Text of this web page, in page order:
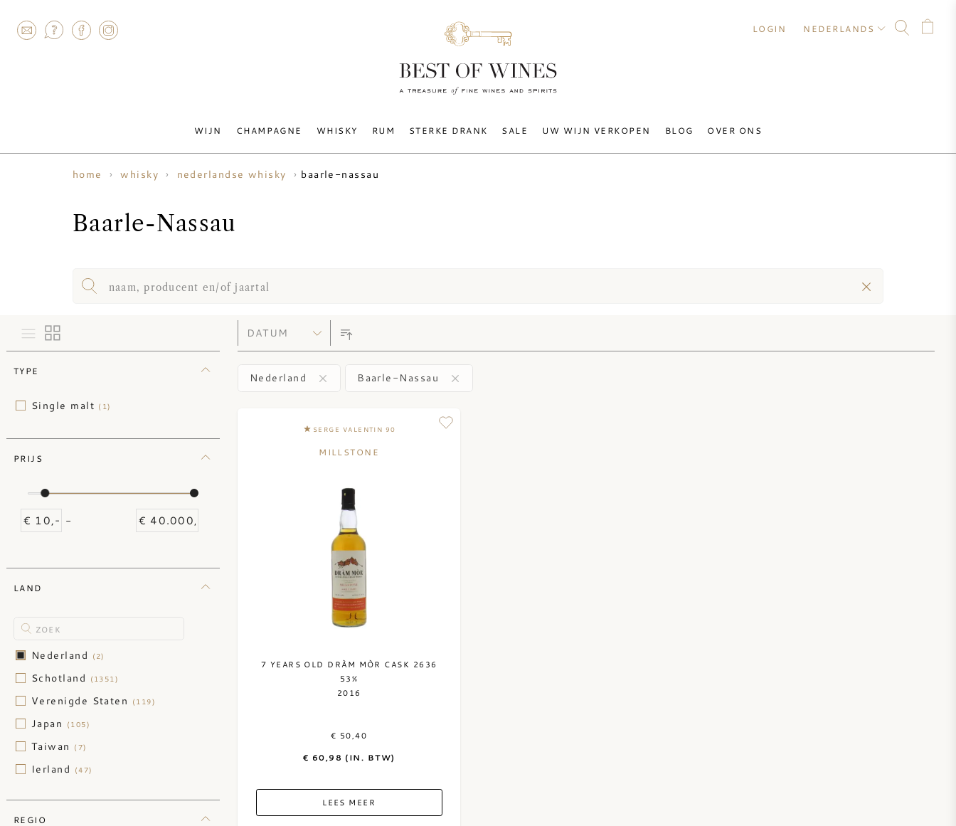
WIJN CHAMPAGNE WHISKY RUM STERKE DRANK SALE UW WIJN VERKOPEN BLOG OVER ONS
LOGIN NEDERLANDS
home whisky nederlandse whisky baarle-nassau
Baarle-Nassau
TYPE
Single malt (1)
PRIJS
-
LAND
Nederland (2)
Schotland (1351)
Verenigde Staten (119)
Japan (105)
Taiwan (7)
Ierland (47)
België
REGIO
Nederland Baarle-Nassau
SERGE VALENTIN 90
MILLSTONE
7 YEARS OLD DRÀM MÒR CASK 2636
53%
2016
€ 50,40
€ 60,98 (IN. BTW)
LEES MEER